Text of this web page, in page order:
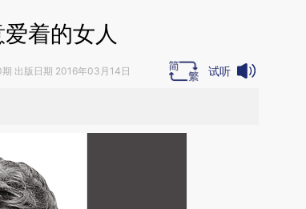
着的女人
出版日期 2016年03月14日 试听